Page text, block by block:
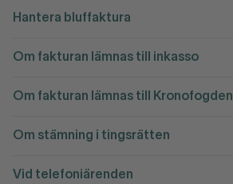
Hantera bluffaktura
Om fakturan lämnas till inkasso
Om fakturan lämnas till Kronofogden
Om stämning i tingsrätten
Vid telefoniärenden